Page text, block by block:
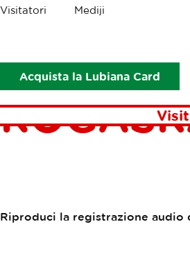
Visitatori Mediji
Acquista la Lubiana Card
Briciole
SALONE
Riproduci la registrazione audio